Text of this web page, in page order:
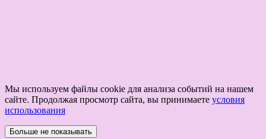
Мы используем файлы cookie для анализа событий на нашем
сайте. Продолжая просмотр сайта, вы принимаете условия
использования
Больше не показывать